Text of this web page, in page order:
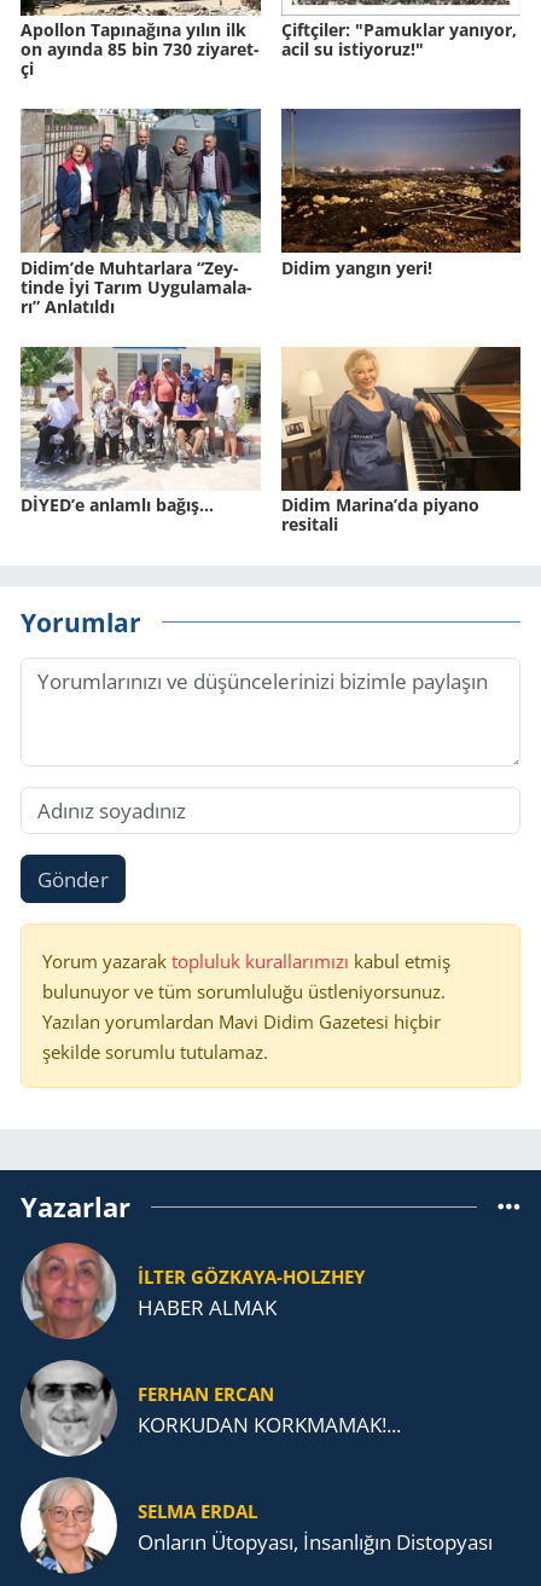
Apol­lon Ta­pı­na­ğına yılın ilk
on ayın­da 85 bin 730 zi­ya­ret­
çi
Çift­çi­ler: "Pa­muk­lar ya­nı­yor,
acil su is­ti­yo­ruz!"
Didim’de Muh­tar­la­ra “Zey­
tin­de İyi Tarım Uy­gu­la­ma­la­
rı” An­la­tıl­dı
Didim yangın yeri!
DİYED’e anlamlı bağış…
Didim Marina’da piyano
resitali
Yorumlar
Gönder
Yorum yazarak topluluk kurallarımızı kabul etmiş
bulunuyor ve tüm sorumluluğu üstleniyorsunuz.
Yazılan yorumlardan Mavi Didim Gazetesi hiçbir
şekilde sorumlu tutulamaz.
Yazarlar
İLTER GÖZKAYA-HOLZHEY
HABER ALMAK
FERHAN ERCAN
KORKUDAN KORKMAMAK!...
SELMA ERDAL
Onların Ütopyası, İnsanlığın Distopyası